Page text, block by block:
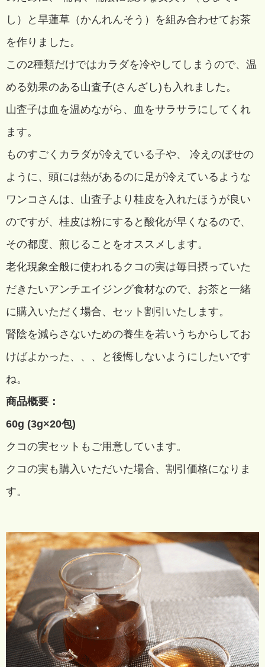
し）と旱蓮草（かんれんそう）を組み合わせてお茶
を作りました。
この2種類だけではカラダを冷やしてしまうので、温
める効果のある山査子(さんざし)も入れました。
山査子は血を温めながら、血をサラサラにしてくれ
ます。
ものすごくカラダが冷えている子や、 冷えのぼせの
ように、頭には熱があるのに足が冷えているような
ワンコさんは、山査子より桂皮を入れたほうが良い
のですが、桂皮は粉にすると酸化が早くなるので、
その都度、煎じることをオススメします。
老化現象全般に使われるクコの実は毎日摂っていた
だきたいアンチエイジング食材なので、お茶と一緒
に購入いただく場合、セット割引いたします。
腎陰を減らさないための養生を若いうちからしてお
けばよかった、、、と後悔しないようにしたいです
ね。
商品概要：
60g (3g×20包)
クコの実セットもご用意しています。
クコの実も購入いただいた場合、 割引価格になりま
す。